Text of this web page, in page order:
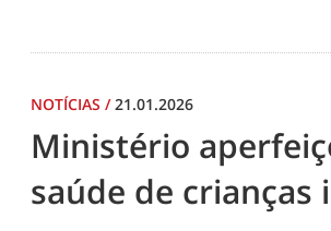
NOTÍCIAS /21.01.2026
Ministério
saúde de crianças